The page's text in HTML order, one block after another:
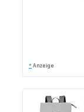
* Anzeige